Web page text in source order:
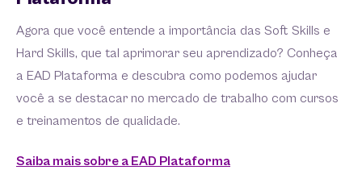
Agora que você entende a importância das Soft Skills e
Hard Skills, que tal aprimorar seu aprendizado? Conheça
a EAD Plataforma e descubra como podemos ajudar
você a se destacar no mercado de trabalho com cursos
e treinamentos de qualidade.
Saiba mais sobre a EAD Plataforma